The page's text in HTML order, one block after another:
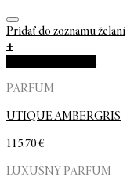
Pridať do zoznamu želaní
+
PARFUM
UTIQUE AMBERGRIS
115.70€
LUXUSNÝ PARFUM